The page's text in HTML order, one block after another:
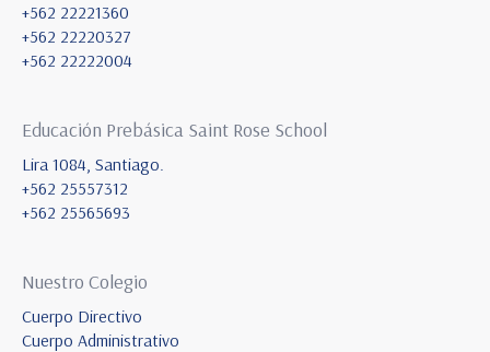
+562 22221360
+562 22220327
+562 22222004
Educación Prebásica Saint Rose School
Lira 1084, Santiago.
+562 25557312
+562 25565693
Nuestro Colegio
Cuerpo Directivo
Cuerpo Administrativo